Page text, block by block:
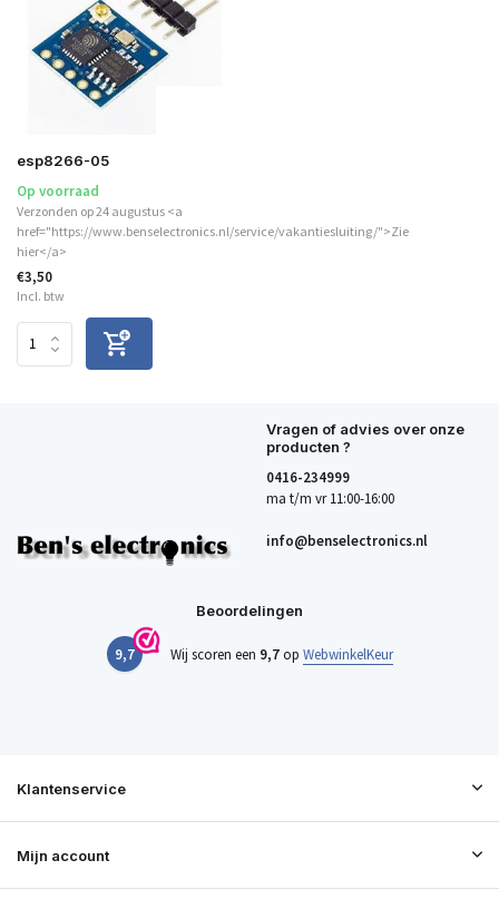
esp8266-05
Op voorraad
Verzonden op 24 augustus <a
href="https://www.benselectronics.nl/service/vakantiesluiting/">Zie
hier</a>
€3,50
Incl. btw
Vragen of advies over onze
producten ?
0416-234999
ma t/m vr 11:00-16:00
info@benselectronics.nl
Beoordelingen
9,7 Wij scoren een 9,7op WebwinkelKeur
Klantenservice
Mijn account